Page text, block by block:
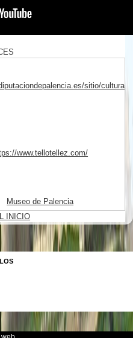
sitio/cultura
www.tellotellez.com/
Museo de Palencia
INICIO
web